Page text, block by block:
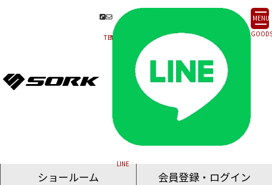
MENU
ショールーム
会員登録・ログイン